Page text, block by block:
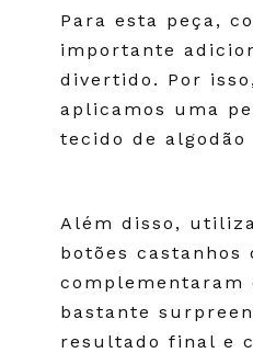
Para esta peça,
importante
divertido. Por
aplicamos uma
tecido de
Além disso,
botões castanhos
complementaram
bastante
resultado final e